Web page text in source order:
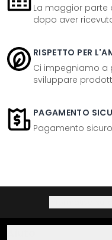
La maggior parte
dopo aver
RISPETTO PER
Ci impegniamo a
sviluppare
PAGAMENTO
Pagamento